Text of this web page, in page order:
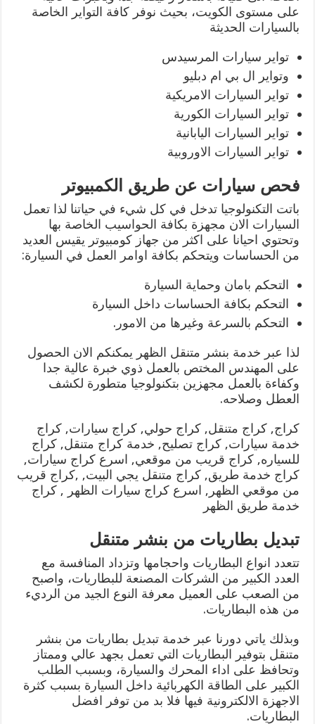
على مستوى الكويت، بحيث نوفر كافة التواير الخاصة
بالسيارات الحديثة
تواير سيارات المرسيدس
وتواير ال بي ام دبليو
تواير السيارات الامريكية
تواير السيارات الكورية
تواير السيارات اليابانية
تواير السيارات الاوروبية
فحص سيارات عن طريق الكمبيوتر
باتت التكنولوجيا تدخل في كل شيء في حياتنا لذا تعمل
السيارات الان مجهزة بكافة الحواسيب الخاصة بها
وتحتوي احيانا على اكثر من جهاز كومبيوتر يقيس العديد
من الحساسات ويتحكم بكافة اوامر العمل في السيارة:
التحكم بامان وحماية السيارة
التحكم بكافة الحساسات داخل السيارة
التحكم بالسرعة وغيرها من الامور.
لذا عبر خدمة بنشر متنقل الظهر يمكنكم الان الحصول
على المهندس المختص بالعمل ذوي خبرة عالية جدا
وكفاءة بالعمل مجهزين بتكنولوجيا متطورة لكشف
العطل وصلاحه.
كراج, كراج متنقل, كراج حولي, كراج سيارات, كراج
خدمة سيارات, كراج تصليح, خدمة كراج متنقل, كراج
للسياره, كراج قريب من موقعي, اسرع كراج سيارات,
كراج خدمة طريق, كراج متنقل يجي البيت, ,كراج قريب
من موقعي الظهر, اسرع كراج سيارات الظهر , كراج
خدمة طريق الظهر
تبديل بطاريات من بنشر متنقل
تتعدد انواع البطاريات واحجامها وتزداد المنافسة مع
العدد الكبير من الشركات المصنعة للبطاريات، واصبح
من الصعب على العميل معرفة النوع الجيد من الرديء
من هذه البطاريات.
وبذلك ياتي دورنا عبر خدمة تبديل بطاريات من بنشر
متنقل بتوفير البطاريات التي تعمل بجهد عالي وممتاز
وتحافظ على اداء المحرك والسيارة، وبسبب الطلب
الكبير على الطاقة الكهربائية داخل السيارة بسبب كثرة
الاجهزة الالكترونية فيها فلا بد من توفر افضل
البطاريات.